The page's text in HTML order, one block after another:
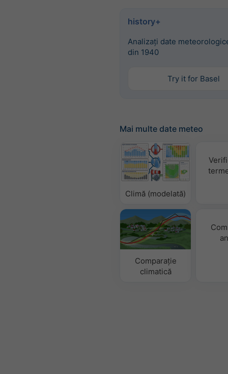
history+
Analizați date
din 1940
Try it for Basel
Mai multe date meteo
Climă (modelată)
Comparație
climatică